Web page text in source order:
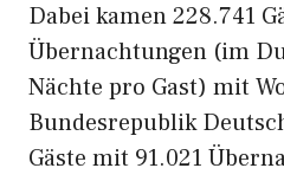
Dabei kamen 228.741
Übernachtungen (im
Nächte pro Gast) mit
Bundesrepublik
Gäste mit 91.021